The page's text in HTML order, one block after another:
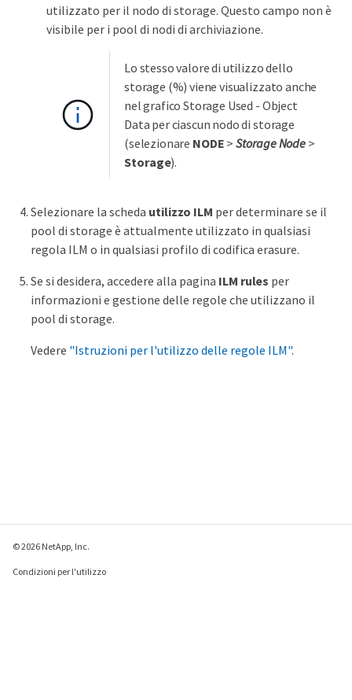
utilizzato per il nodo di storage. Questo campo non è
visibile per i pool di nodi di archiviazione.
Lo stesso valore di utilizzo dello
storage (%) viene visualizzato anche
nel grafico Storage Used - Object
Data per ciascun nodo di storage
(selezionare NODE >Storage Node >
Storage).
Selezionare la scheda utilizzo ILM per determinare se il
pool di storage è attualmente utilizzato in qualsiasi
regola ILM o in qualsiasi profilo di codifica erasure.
Se si desidera, accedere alla pagina ILM rules per
informazioni e gestione delle regole che utilizzano il
pool di storage.
Vedere "Istruzioni per l'utilizzo delle regole ILM".
© 2026 NetApp, Inc.
Condizioni per l'utilizzo